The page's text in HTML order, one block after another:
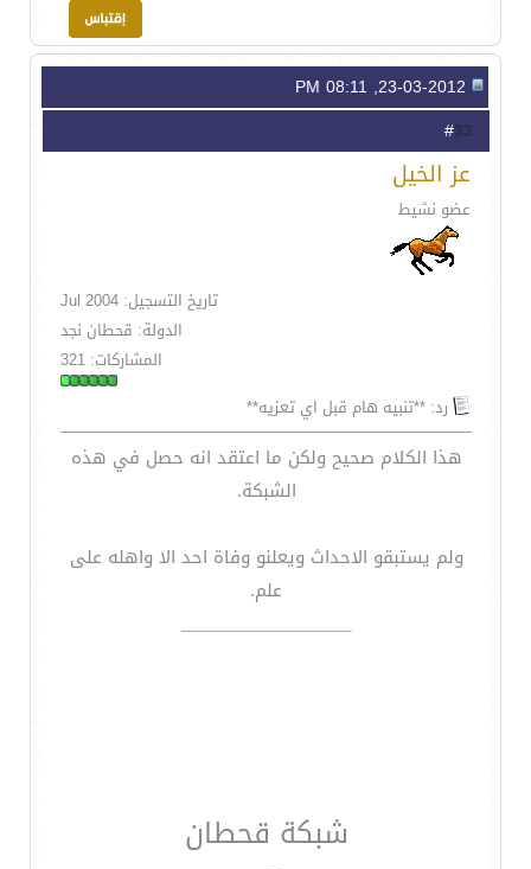
33
عز الخيل
عضو نشيط
تاريخ التسجيل: Jul 2004
الدولة: قحطان نجد
المشاركات: 321
رد: **تنبيه هام قبل اي تعزيه**
هذا الكلام صحيح ولكن ما اعتقد انه حصل في هذه
الشبكة.
ولم يستبقو الاحداث ويعلنو وفاة احد الا واهله على
علم.
__________________
شبكة قحطان